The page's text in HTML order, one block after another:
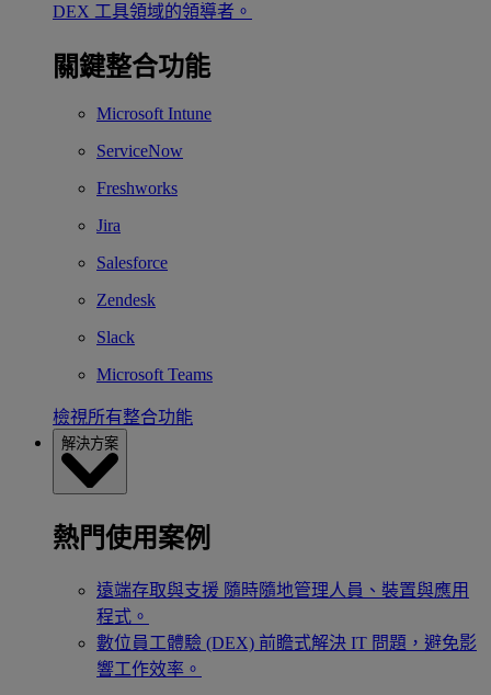
DEX 工具領域的領導者。
關鍵整合功能
Microsoft Intune
ServiceNow
Freshworks
Jira
Salesforce
Zendesk
Slack
Microsoft Teams
檢視所有整合功能
解決方案
熱門使用案例
遠端存取與支援 隨時隨地管理人員、裝置與應用
程式。
數位員工體驗 (DEX) 前瞻式解決 IT 問題，避免影
響工作效率。